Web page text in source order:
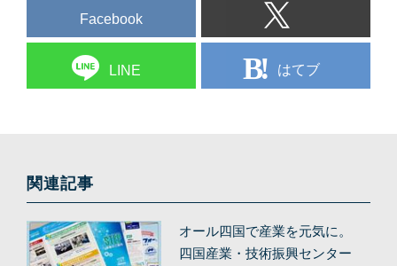
Facebook
LINE はてブ
関連記事
オール四国で産業を元気に。
四国産業・技術振興センター